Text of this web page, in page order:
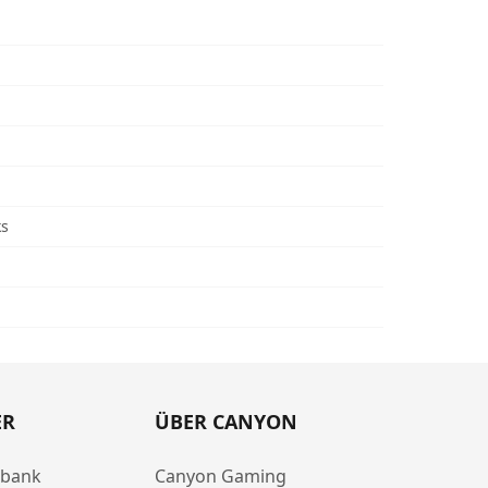
ÜBER CANYON
Canyon Gaming